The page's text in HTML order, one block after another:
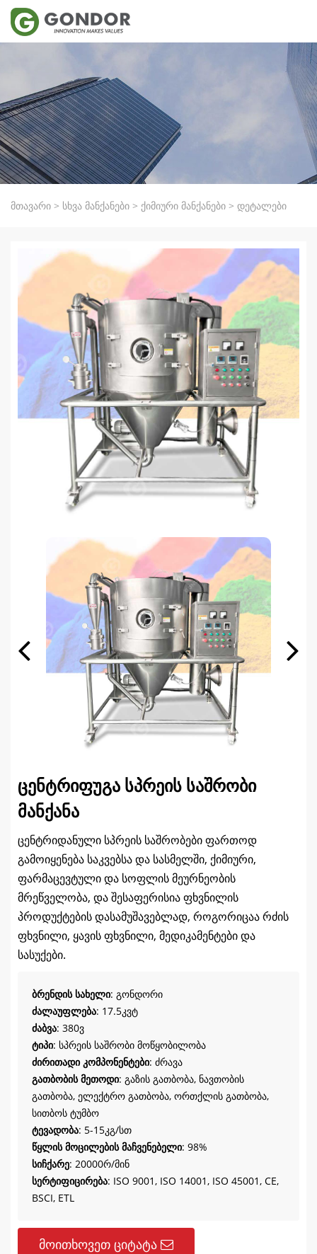
მთავარი > სხვა მანქანები > ქიმიური მანქანები > დეტალები
ცენტრიფუგა სპრეის საშრობი
მანქანა
ცენტრიდანული სპრეის საშრობები ფართოდ
გამოიყენება საკვებსა და სასმელში, ქიმიური,
ფარმაცევტული და სოფლის მეურნეობის
მრეწველობა, და შესაფერისია ფხვნილის
პროდუქტების დასამუშავებლად, როგორიცაა რძის
ფხვნილი, ყავის ფხვნილი, მედიკამენტები და
სასუქები.
ბრენდის სახელი: გონდორი
ძალაუფლება: 17.5კვტ
ძაბვა: 380ვ
ტიპი: სპრეის საშრობი მოწყობილობა
ძირითადი კომპონენტები: ძრავა
გათბობის მეთოდი: გაზის გათბობა, ნავთობის
გათბობა, ელექტრო გათბობა, ორთქლის გათბობა,
სითბოს ტუმბო
ტევადობა: 5-15კგ/სთ
წყლის მოცილების მაჩვენებელი: 98%
სიჩქარე: 20000რ/მინ
სერტიფიცირება: ISO 9001, ISO 14001, ISO 45001, CE,
BSCI, ETL
მოითხოვეთ ციტატა